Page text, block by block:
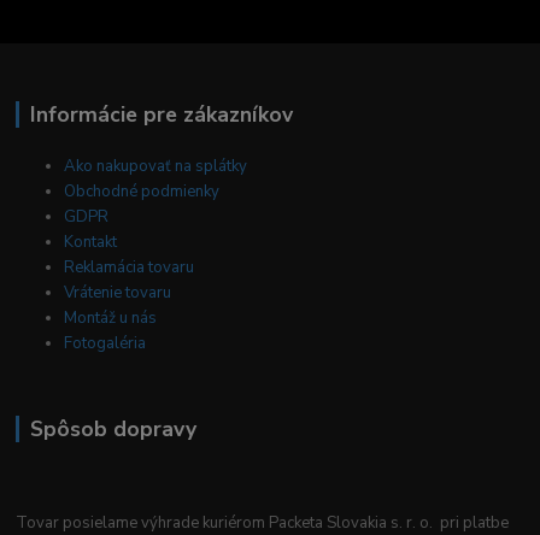
Informácie pre zákazníkov
Ako nakupovať na splátky
Obchodné podmienky
GDPR
Kontakt
Reklamácia tovaru
Vrátenie tovaru
Montáž u nás
Fotogaléria
Spôsob dopravy
Tovar posielame výhrade kuriérom Packeta Slovakia s. r. o. pri platbe